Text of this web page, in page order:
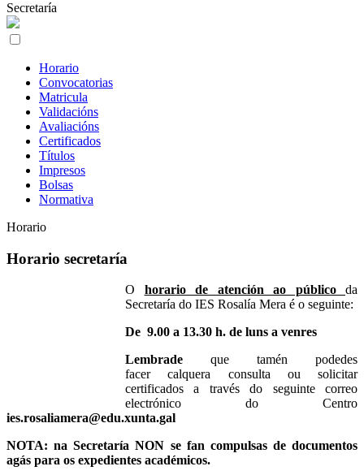
Secretaría
Horario
Convocatorias
Matricula
Validacións
Avaliacións
Certificados
Títulos
Impresos
Bolsas
Normativa
Horario
Horario secretaría
O horario de atención ao público da
Secretaría do IES Rosalía Mera é o seguinte:
De 9.00 a 13.30 h. de luns a venres
Lembrade que tamén podedes
facer calquera consulta ou solicitar
certificados a través do seguinte correo
electrónico do Centro
ies.rosaliamera@edu.xunta.gal
NOTA: na Secretaría NON se fan compulsas de documentos
agás para os expedientes académicos.